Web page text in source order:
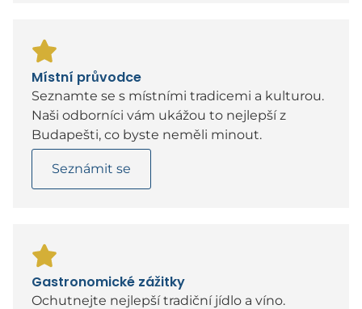
Místní průvodce
Seznamte se s místními tradicemi a kulturou.
Naši odborníci vám ukážou to nejlepší z
Budapešti, co byste neměli minout.
Seznámit se
Gastronomické zážitky
Ochutnejte nejlepší tradiční jídlo a víno.